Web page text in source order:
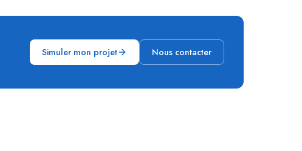
Simuler mon projet Nous contacter